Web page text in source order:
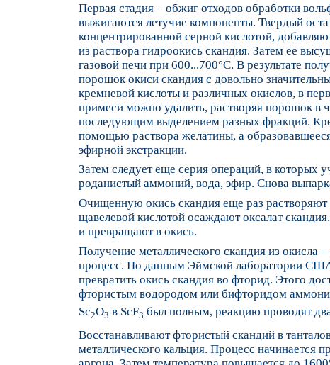
Первая стадия – обжиг отходов обработки
выжигаются летучие компоненты. Твердый
концентрированной серной кислотой,
из раствора гидроокись скандия. Затем ее
газовой печи при 600...700°C. В результате
порошок окиси скандия с довольно
кремневой кислоты и различных окислов, в
примеси можно удалить, растворяя порошок в
последующим выделением разных фракций.
помощью раствора желатины, а
эфирной экстракции.
Затем следует еще серия операций, в которых
роданистый аммоний, вода, эфир. Снова
Очищенную окись скандия еще раз растворяют
щавелевой кислотой осаждают оксалат
и превращают в окись.
Получение металлического скандия из окисла
процесс. По данным Эймской лаборатории
превратить окись скандия во фторид. Этого
фтористым водородом или бифторидом
Sc2O3 в ScF3 был полным, реакцию проводят
Восстанавливают фтористый скандий в
металлического кальция. Процесс начинается